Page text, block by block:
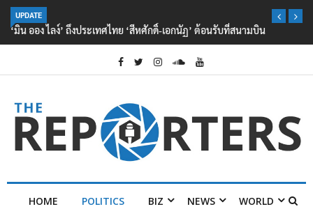
UPDATE
‘มิน ออง ไลง์’ ถึงประเทศไทย ‘สีหศักดิ์-เอกนัฏ’ ต้อนรับที่สนามบิน
HOME POLITICS BIZ NEWS WORLD